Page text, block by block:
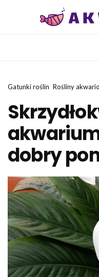
Gatunki roślin Rośliny
dobry